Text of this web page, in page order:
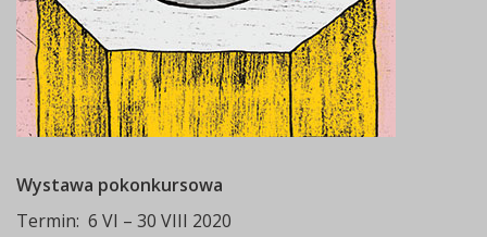
Wystawa pokonkursowa
Termin: 6 VI – 30 VIII 2020